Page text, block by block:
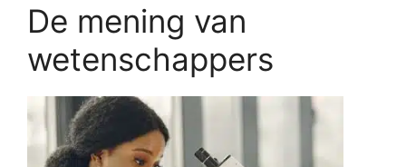
De mening van
wetenschappers